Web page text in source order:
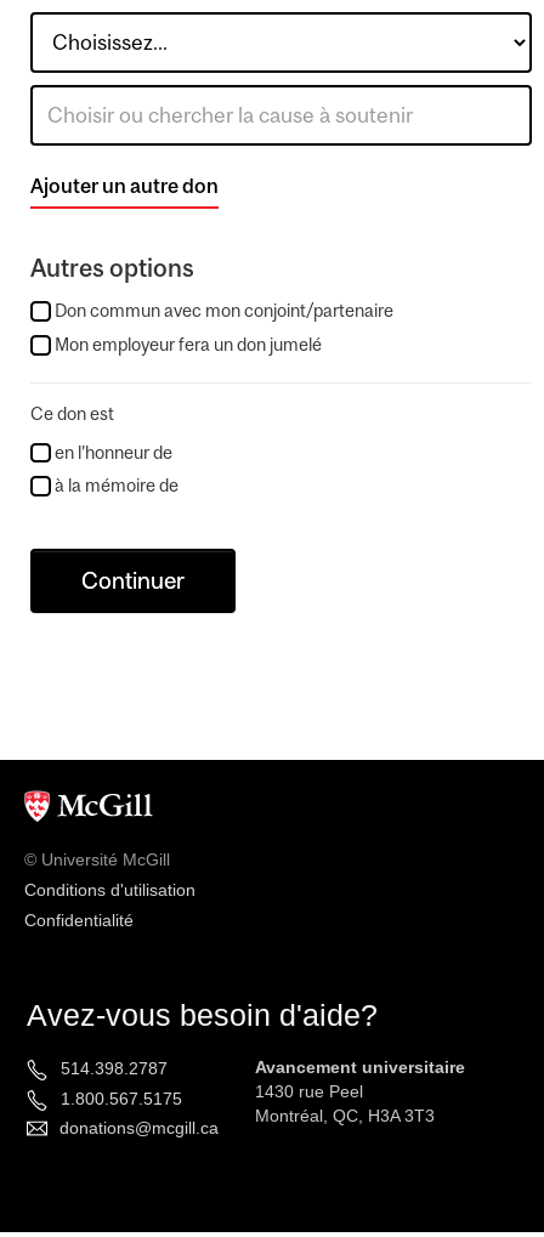
Ajouter un autre don
Autres options
Don commun avec mon conjoint/partenaire
Mon employeur fera un don jumelé
Ce don est
en l’honneur de
à la mémoire de
Continuer
© Université McGill
Conditions d'utilisation
Confidentialité
Avez-vous besoin d'aide?
514.398.2787
1.800.567.5175
donations@mcgill.ca
Avancement universitaire
1430 rue Peel
Montréal, QC, H3A 3T3